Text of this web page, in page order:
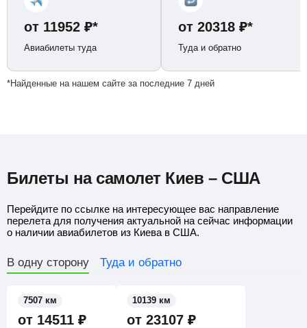
от 11952 ₽*
Авиабилеты туда
от 20318 ₽*
Туда и обратно
*Найденные на нашем сайте за последние 7 дней
Билеты на самолет Киев – США
Перейдите по ссылке на интересующее вас направление
перелета для получения актуальной на сейчас информации
о наличии авиабилетов из Киева в США.
В одну сторону Туда и обратно
от 14511 ₽
7507 км
от 23107 ₽
10139 км